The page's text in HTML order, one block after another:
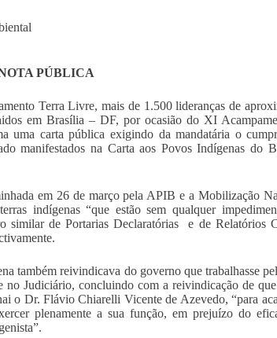
PÚBLICA
Terra Livre, mais de 1.500 lideranças de
em Brasília – DF, por ocasião do XI
uma carta pública exigindo da mandatária o
manifestados na Carta aos Povos Indígenas do
em 26 de março pela APIB e a Mobilização
indígenas “que estão sem qualquer
similar de Portarias Declaratórias e de Relatórios
também reivindicava do governo que trabalhasse
Judiciário, concluindo com a reivindicação de
o Dr. Flávio Chiarelli Vicente de Azevedo, “para
plenamente a sua função, em prejuízo do